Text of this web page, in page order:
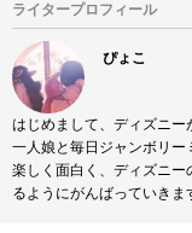
ライタープロフィール
ぴょこ
はじめまして、ディズニー
一人娘と毎日ジャンボリ
楽しく面白く、ディズニ
るようにがんばっていきま